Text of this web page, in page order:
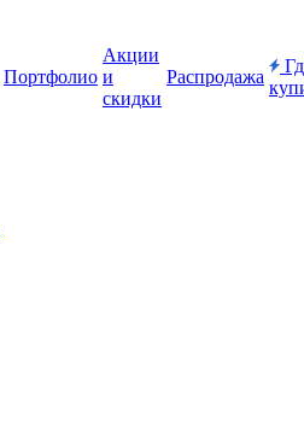
Портфолио
Акции
и
скидки
Распродажа